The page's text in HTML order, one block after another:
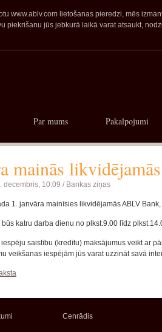
www.ablv.com lietošanas pieredzi, mēs
piekrišanu jūs jebkurā laikā varat atsaukt,
Par mums Pakalpojumi
mainās
decembris, 10:09 / Bankas ziņas
1. janvāra mainīsies likvidējamās ABLV
katru darba dienu no plkst.9.00 līdz
saistību (kredītu) maksājumus veikt ar
veikšanas iespējām jūs varat uzzināt savā
Cenrādis